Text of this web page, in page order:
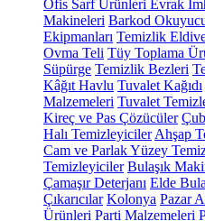
Ofis Sarf Ürünleri Evrak
Makineleri Barkod
Ekipmanları Temizlik
Ovma Teli Tüy Toplama
Süpürge Temizlik Bezleri
Kâğıt Havlu Tuvalet Kağıdı
Malzemeleri Tuvalet
Kireç ve Pas Çözücüler
Halı Temizleyiciler Ahşap
Cam ve Parlak Yüzey
Temizleyiciler Bulaşık
Çamaşır Deterjanı Elde
Çıkarıcılar Kolonya Pazar
Ürünleri Parti Malzemeleri